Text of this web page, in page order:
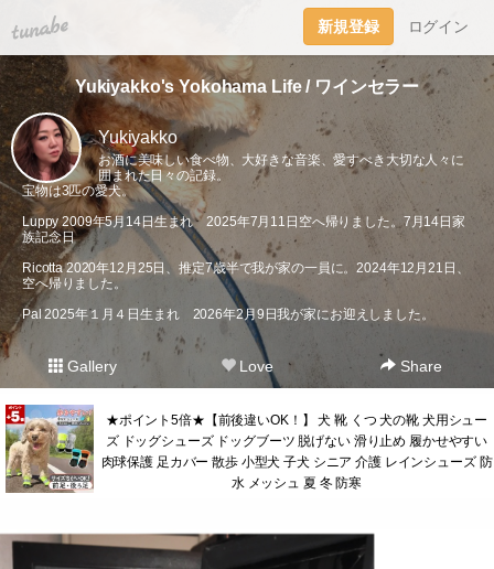
tuna.be 新規登録 ログイン
Yukiyakko's Yokohama Life / ワインセラー
Yukiyakko
お酒に美味しい食べ物、大好きな音楽、愛すべき大切な人々に
囲まれた日々の記録。
宝物は3匹の愛犬。
Luppy 2009年5月14日生まれ 2025年7月11日空へ帰りました。7月14日家
族記念日
Ricotta 2020年12月25日、推定7歳半で我が家の一員に。2024年12月21日、
空へ帰りました。
Pal 2025年１月４日生まれ 2026年2月9日我が家にお迎えしました。
Gallery Love Share
★ポイント5倍★【前後違いOK！】 犬 靴 くつ 犬の靴 犬用シュー
ズ ドッグシューズ ドッグブーツ 脱げない 滑り止め 履かせやすい
肉球保護 足カバー 散歩 小型犬 子犬 シニア 介護 レインシューズ 防
水 メッシュ 夏 冬 防寒